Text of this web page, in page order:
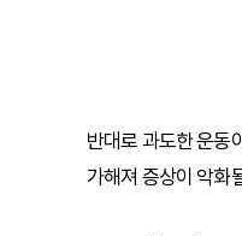
반대로 과도한 운동
가해져 증상이 악화